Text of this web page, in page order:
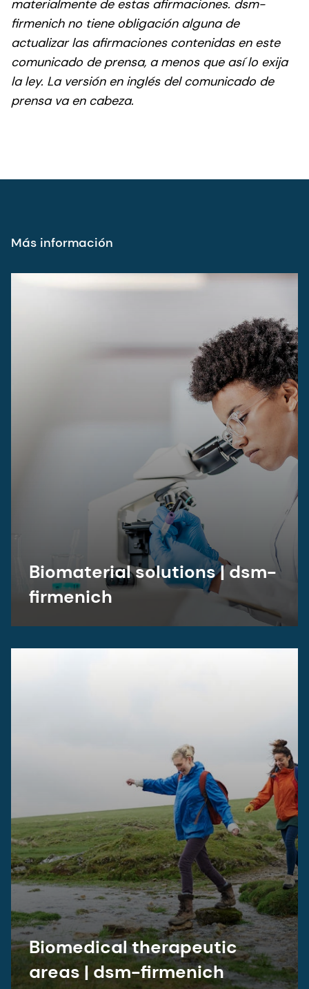
materialmente de estas afirmaciones. dsm-
firmenich no tiene obligación alguna de
actualizar las afirmaciones contenidas en este
comunicado de prensa, a menos que así lo exija
la ley. La versión en inglés del comunicado de
prensa va en cabeza.
Más información
Biomaterial solutions | dsm-
firmenich
Biomedical therapeutic
areas | dsm-firmenich